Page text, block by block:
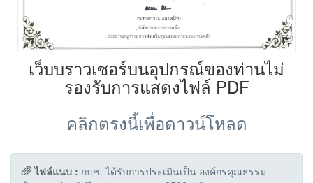
เว็บบราวเซอร์บนอุปกรณ์ของท่านไม่
รองรับการแสดงไฟล์ PDF
คลิกตรงนี้เพื่อดาวน์โหลด
ไฟล์แนบ : กบช. ได้รับการประเมินเป็น องค์กรคุณธรรม